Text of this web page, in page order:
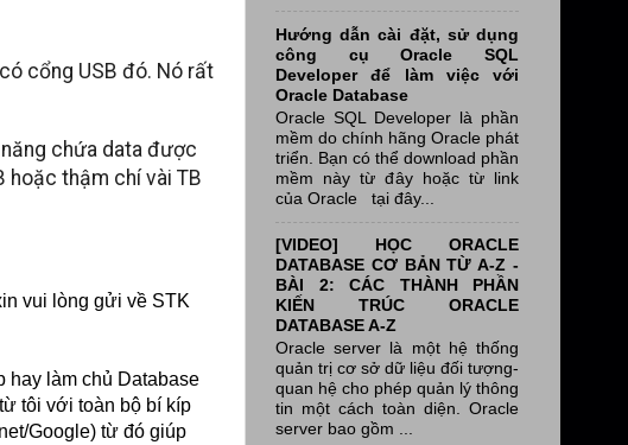
cổng USB đó. Nó rất
chứa data được
hoặc thậm chí vài TB
vui lòng gửi về STK
hay làm chủ Database
tôi với toàn bộ bí kíp
Google) từ đó giúp
Hướng dẫn cài đặt, sử dụng
công cụ Oracle SQL
Developer để làm việc với
Oracle Database
Oracle SQL Developer là phần
mềm do chính hãng Oracle phát
triển. Bạn có thể download phần
mềm này từ đây hoặc từ link
của Oracle tại đây...
[VIDEO] HỌC ORACLE
DATABASE CƠ BẢN TỪ A-Z -
BÀI 2: CÁC THÀNH PHẦN
KIẾN TRÚC ORACLE
DATABASE A-Z
Oracle server là một hệ thống
quản trị cơ sở dữ liệu đối tượng-
quan hệ cho phép quản lý thông
tin một cách toàn diện. Oracle
server bao gồm ...